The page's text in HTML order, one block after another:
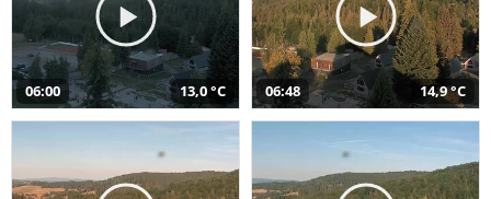
06:00 13,0 °C 06:48 14,9 °C